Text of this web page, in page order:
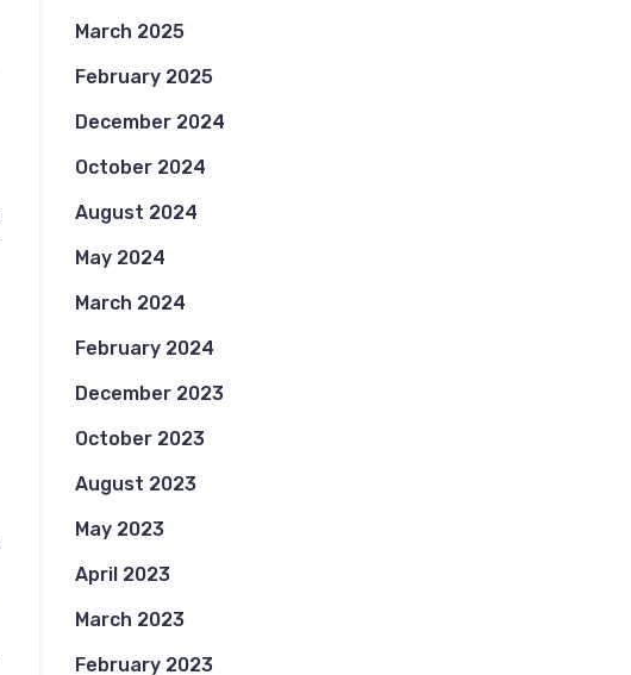
March 2025
February 2025
December 2024
October 2024
August 2024
May 2024
March 2024
February 2024
December 2023
October 2023
August 2023
May 2023
April 2023
March 2023
February 2023